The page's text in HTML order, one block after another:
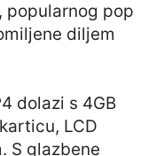
popularnog pop
diljem
dolazi s 4GB
LCD
S glazbene